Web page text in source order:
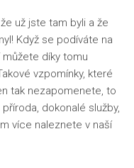
už jste tam byli a že
Když se podíváte na
díky tomu
vzpomínky, které
tak nezapomenete, to
dokonalé služby,
více naleznete v naší